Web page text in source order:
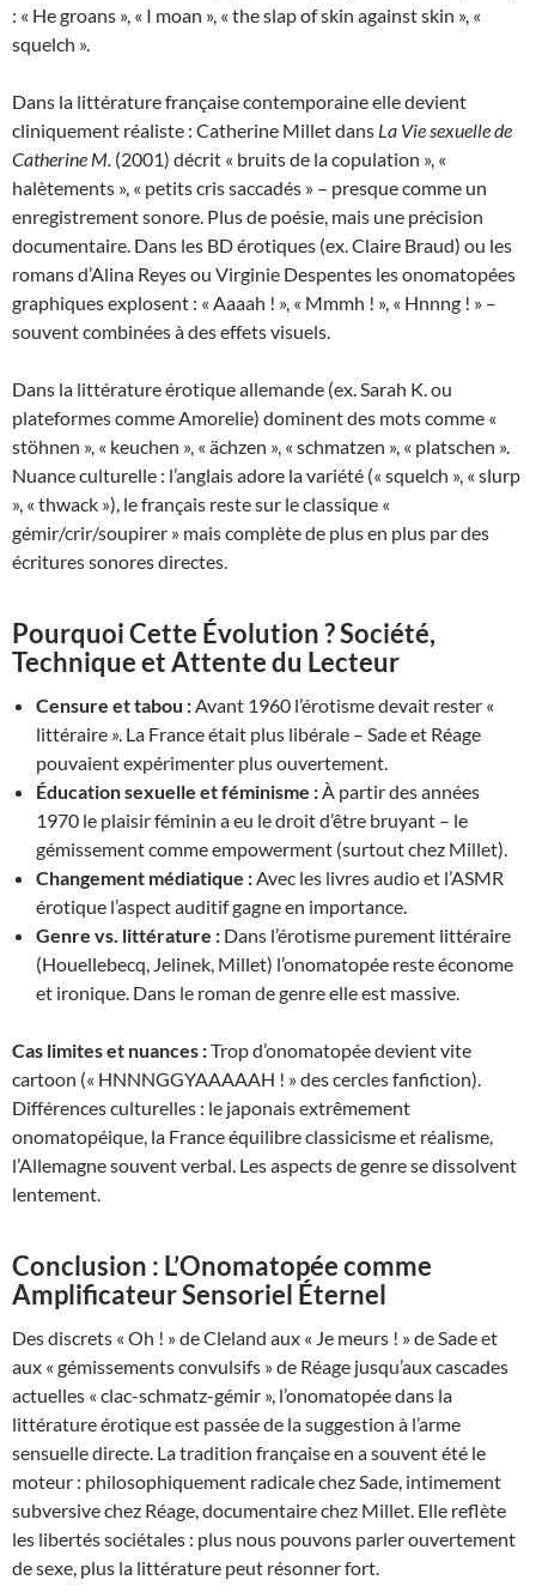
: « He groans », « I moan », « the slap of skin against skin », «
squelch ».
Dans la littérature française contemporaine elle devient
cliniquement réaliste : Catherine Millet dans La Vie sexuelle de
Catherine M. (2001) décrit « bruits de la copulation », «
halètements », « petits cris saccadés » – presque comme un
enregistrement sonore. Plus de poésie, mais une précision
documentaire. Dans les BD érotiques (ex. Claire Braud) ou les
romans d’Alina Reyes ou Virginie Despentes les onomatopées
graphiques explosent : « Aaaah ! », « Mmmh ! », « Hnnng ! » –
souvent combinées à des effets visuels.
Dans la littérature érotique allemande (ex. Sarah K. ou
plateformes comme Amorelie) dominent des mots comme «
stöhnen », « keuchen », « ächzen », « schmatzen », « platschen ».
Nuance culturelle : l’anglais adore la variété (« squelch », « slurp
», « thwack »), le français reste sur le classique «
gémir/crir/soupirer » mais complète de plus en plus par des
écritures sonores directes.
Pourquoi Cette Évolution ? Société,
Technique et Attente du Lecteur
Censure et tabou :Avant 1960 l’érotisme devait rester «
littéraire ». La France était plus libérale – Sade et Réage
pouvaient expérimenter plus ouvertement.
Éducation sexuelle et féminisme :À partir des années
1970 le plaisir féminin a eu le droit d’être bruyant – le
gémissement comme empowerment (surtout chez Millet).
Changement médiatique :Avec les livres audio et l’ASMR
érotique l’aspect auditif gagne en importance.
Genre vs. littérature : Dans l’érotisme purement littéraire
(Houellebecq, Jelinek, Millet) l’onomatopée reste économe
et ironique. Dans le roman de genre elle est massive.
Cas limites et nuances :Trop d’onomatopée devient vite
cartoon (« HNNNGGYAAAAAH ! » des cercles fanfiction).
Différences culturelles : le japonais extrêmement
onomatopéique, la France équilibre classicisme et réalisme,
l’Allemagne souvent verbal. Les aspects de genre se dissolvent
lentement.
Conclusion : L’Onomatopée comme
Amplificateur Sensoriel Éternel
Des discrets « Oh ! » de Cleland aux « Je meurs ! » de Sade et
aux « gémissements convulsifs » de Réage jusqu’aux cascades
actuelles « clac-schmatz-gémir », l’onomatopée dans la
littérature érotique est passée de la suggestion à l’arme
sensuelle directe. La tradition française en a souvent été le
moteur : philosophiquement radicale chez Sade, intimement
subversive chez Réage, documentaire chez Millet. Elle reflète
les libertés sociétales : plus nous pouvons parler ouvertement
de sexe, plus la littérature peut résonner fort.